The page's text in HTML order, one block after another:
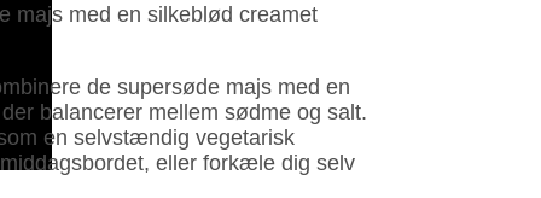
majs med en silkeblød creamet
de supersøde majs med en
balancerer mellem sødme og salt.
en selv­stændig vegetarisk
eller forkæle dig selv